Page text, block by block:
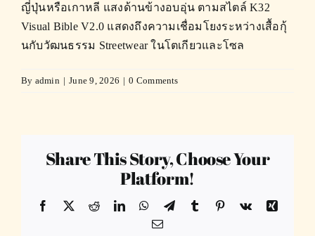
ญี่ปุ่นหรือเกาหลี แสงด้านข้างอบอุ่น ตามสไตล์ K32
Visual Bible V2.0 แสดงถึงความเชื่อมโยงระหว่างเสื้อกุ้
นกับวัฒนธรรม Streetwear ในโตเกียวและโซล
By admin | June 9, 2026 | 0 Comments
Share This Story, Choose Your
Platform!
Facebook
X RedditLinkedInWhatsApp
TelegramTumblr Pinterest
Vk
Xing
Email